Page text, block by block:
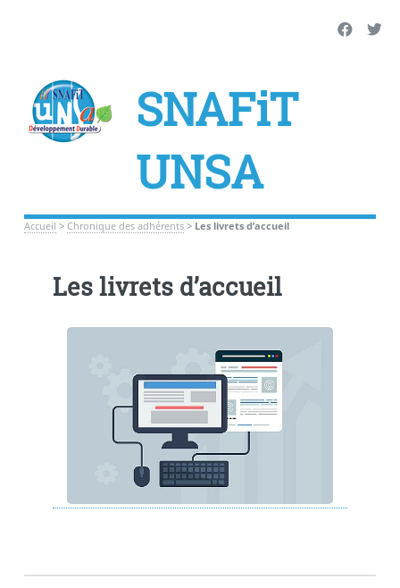
SNAFiT
UNSA
Accueil > Chronique des adhérents> Les livrets d’accueil
Les livrets d’accueil